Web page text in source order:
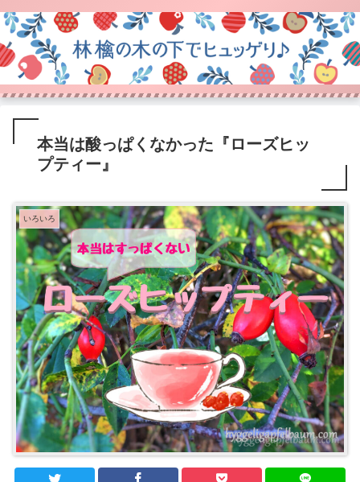
本当は酸っぱくなかった『ローズヒッ
プティー』
いろいろ